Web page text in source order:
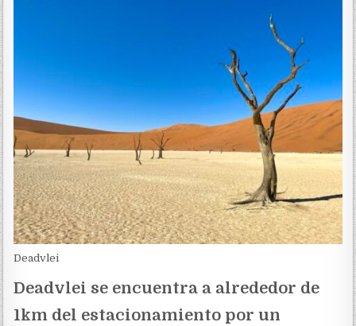
Deadvlei
Deadvlei se encuentra a alrededor de
1km del estacionamiento por un